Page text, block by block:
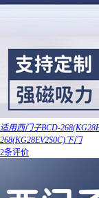
适用西门子BCD-
268(KG28EV2S0C)下门
2条评价